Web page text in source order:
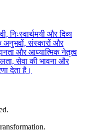
निःस्वार्थमयी और दिव्य
अनुभवों, संस्कारों और
और आध्यात्मिक नेतृत्व
सेवा की भावना और
देता है।